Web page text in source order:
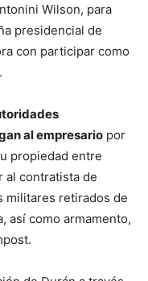
Wilson, para
presidencial de
con participar como
al empresario por
propiedad entre
al contratista de
militares retirados de
así como armamento,